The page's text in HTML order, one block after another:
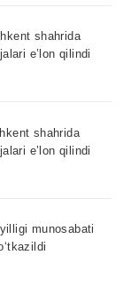
shahrida
e’lon qilindi
shahrida
e’lon qilindi
munosabati